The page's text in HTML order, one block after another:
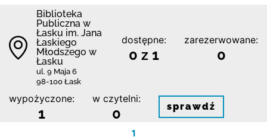
Biblioteka
Publiczna w
Łasku im. Jana
Łaskiego
Młodszego w
Łasku
ul. 9 Maja 6
98-100 Łask
dostępne:
0 z 1
zarezerwowane:
0
wypożyczone:
1
w czytelni:
0 sprawdź
1